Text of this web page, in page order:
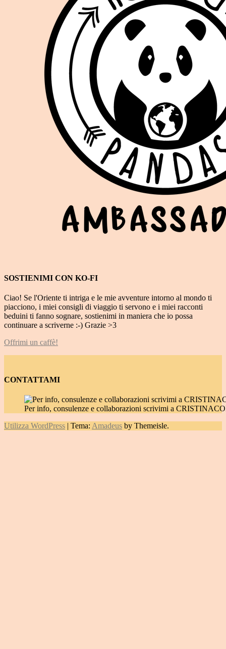
SOSTIENIMI CON KO-FI
Ciao! Se l'Oriente ti intriga e le mie avventure intorno al mondo ti
piacciono, i miei consigli di viaggio ti servono e i miei racconti
beduini ti fanno sognare, sostienimi in maniera che io possa
continuare a scriverne :-) Grazie >3
Offrimi un caffè!
CONTATTAMI
Per info, consulenze e collaborazioni scrivimi a
Utilizza WordPress | Tema: Amadeus by Themeisle.